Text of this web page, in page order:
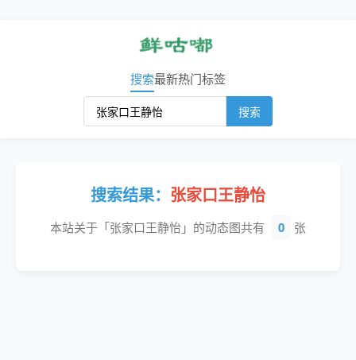
搜索最新热门标签
搜索
搜索结果： 张家口王静怡
本站关于「张家口王静怡」的动态图共有 0 张